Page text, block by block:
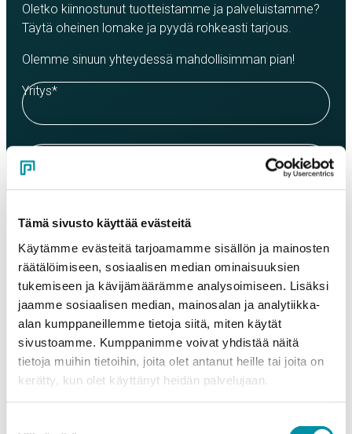
Tämä sivusto käyttää evästeitä
Käytämme evästeitä tarjoamamme sisällön ja mainosten
räätälöimiseen, sosiaalisen median ominaisuuksien
tukemiseen ja kävijämäärämme analysoimiseen. Lisäksi
jaamme sosiaalisen median, mainosalan ja analytiikka-
alan kumppaneillemme tietoja siitä, miten käytät
sivustoamme. Kumppanimme voivat yhdistää näitä
tietoja muihin tietoihin, joita olet antanut heille tai joita on
kerätty, kun olet käyttänyt heidän palvelujaan.
Oletko kiinnostunut tuotteistamme ja palveluistamme?
Täytä oheinen lomake ja pyydä rohkeasti tarjous.
Olemme sinuun yhteydessä mahdollisimman pian!
Yritys*
Puhelinnumero
Tuotteet
Valitse tuote ja syötä tilauksen määrä metreinä. Huomioithan, että
valittu laatu määrittää tilauksen minimipainon.
Tuote*